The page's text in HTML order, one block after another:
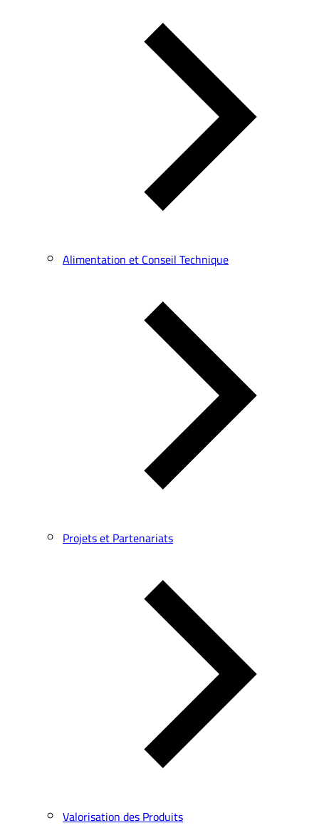
Alimentation et Conseil Technique
Projets et Partenariats
Valorisation des Produits